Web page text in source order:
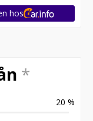
hos
*
20 %